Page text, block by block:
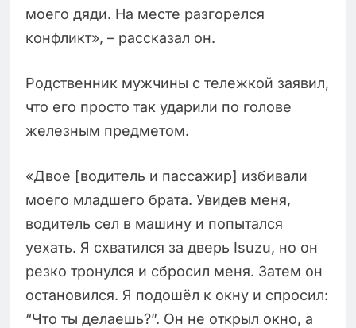
моего дяди. На месте разгорелся
конфликт», – рассказал он.
Родственник мужчины с тележкой заявил,
что его просто так ударили по голове
железным предметом.
«Двое [водитель и пассажир] избивали
моего младшего брата. Увидев меня,
водитель сел в машину и попытался
уехать. Я схватился за дверь Isuzu, но он
резко тронулся и сбросил меня. Затем он
остановился. Я подошёл к окну и спросил:
“Что ты делаешь?”. Он не открыл окно, а